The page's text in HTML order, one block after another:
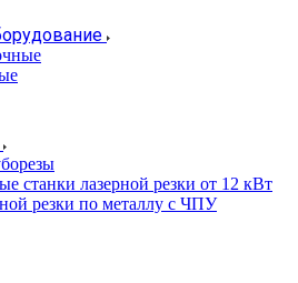
станки лазерной резки от 12 кВт
резки по металлу с ЧПУ